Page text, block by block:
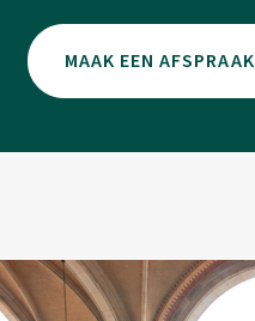
Over ons
Ons team
MAAK EEN AFSPRAAK